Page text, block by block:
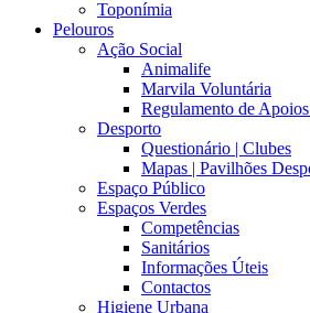
Toponímia
Pelouros
Ação Social
Animalife
Marvila Voluntária
Regulamento de
Desporto
Questionário | Clubes
Mapas | Pavilhões
Espaço Público
Espaços Verdes
Competências
Sanitários
Informações Úteis
Contactos
Higiene Urbana